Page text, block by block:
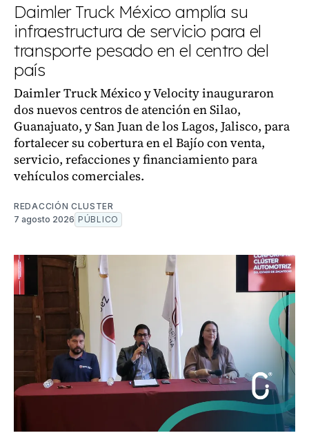
Daimler Truck México amplía su
infraestructura de servicio para el
transporte pesado en el centro del
país
Daimler Truck México y Velocity inauguraron
dos nuevos centros de atención en Silao,
Guanajuato, y San Juan de los Lagos, Jalisco, para
fortalecer su cobertura en el Bajío con venta,
servicio, refacciones y financiamiento para
vehículos comerciales.
REDACCIÓN CLUSTER
7 agosto 2026 PÚBLICO